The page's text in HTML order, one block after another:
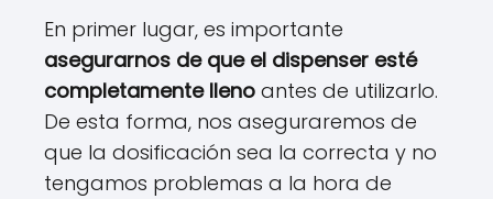
En primer lugar, es importante
asegurarnos de que el dispenser esté
completamente lleno antes de utilizarlo.
De esta forma, nos aseguraremos de
que la dosificación sea la correcta y no
tengamos problemas a la hora de